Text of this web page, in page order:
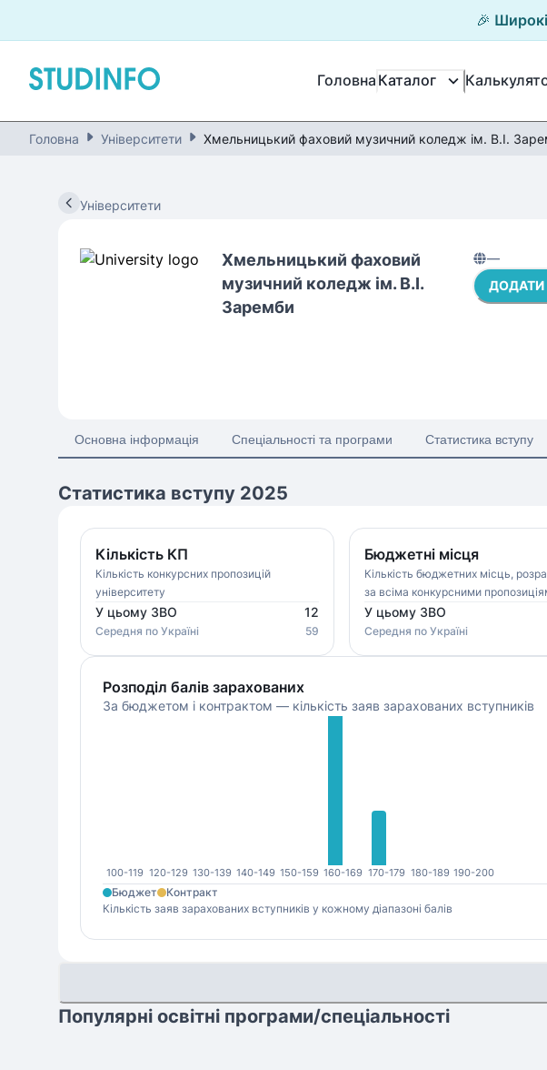
🎉
Головна Каталог
Головна Університети Хмельницький фаховий музичний коледж ім. В.І.
Університети
Хмельницький фаховий
музичний коледж ім. В.І.
Заремби
—
ДОДАТИ
Основна інформація Спеціальності та програми Статистика вступу
Статистика вступу 2025
Кількість КП
Кількість конкурсних пропозицій
університету
У цьому ЗВО 12
Середня по Україні 59
Бюджетні місця
Кількість бюджетних місць,
за всіма конкурсними
У цьому ЗВО
Середня по Україні
Розподіл балів зарахованих
За бюджетом і контрактом — кількість заяв зарахованих вступників
100-119 120-129 130-139 140-149 150-159 160-169 170-179 180-189 190-200
Бюджет
Контракт
Кількість заяв зарахованих вступників у кожному діапазоні балів
Популярні освітні програми/спеціальності